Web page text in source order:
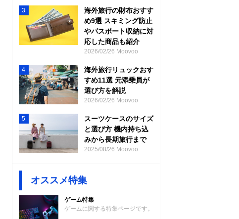
3
海外旅行の財布おすす
め9選 スキミング防止
やパスポート収納に対
応した商品も紹介
2026/02/26 Moovoo
4
海外旅行リュックおす
すめ11選 元添乗員が
選び方を解説
2026/02/26 Moovoo
5
スーツケースのサイズ
と選び方 機内持ち込
みから長期旅行まで
2025/08/26 Moovoo
オススメ特集
ゲーム特集
ゲームに関する特集ページです。